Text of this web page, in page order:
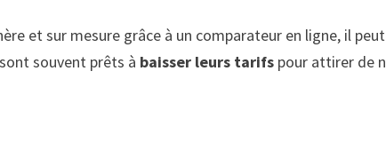
et sur mesure grâce à un comparateur en ligne, il
souvent prêts à baisser leurs tarifs pour attirer de